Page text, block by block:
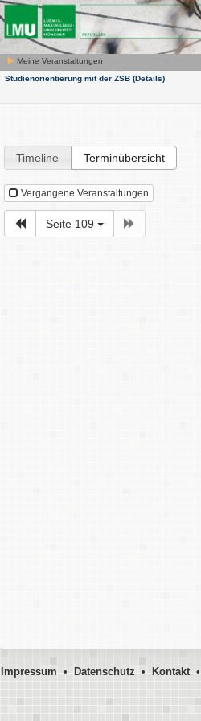
Meine Veranstaltungen
Studienorientierung mit der ZSB (Details)
Timeline Terminübersicht
Vergangene Veranstaltungen
Seite 109
Impressum • Datenschutz • Kontakt•